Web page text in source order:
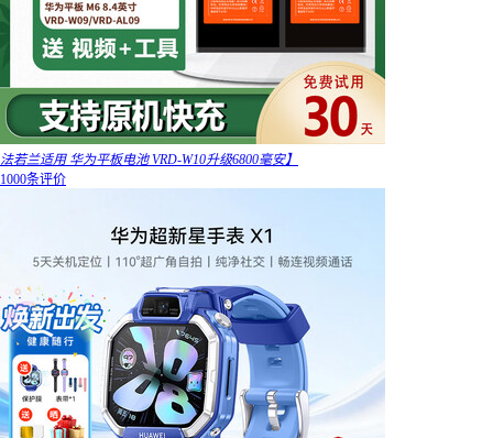
法若兰适用 华为平板电池 VRD-W10升级6800毫安】
1000条评价